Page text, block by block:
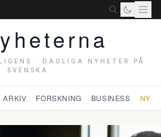
· DAGLIGA NYHETER PÅ
SVENSKA
ARKIV FORSKNING BUSINESS